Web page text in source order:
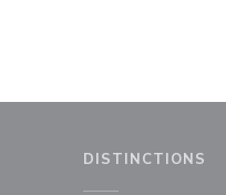
DISTINCTIONS